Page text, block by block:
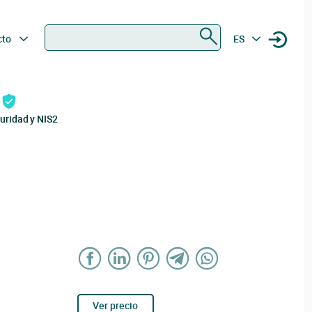
ES
y NIS2
Ver precio